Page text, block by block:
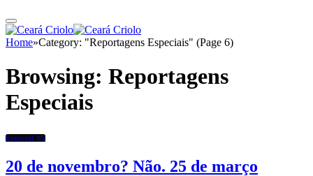
Home»Category: "Reportagens Especiais" (Page 6)
Browsing: Reportagens
Especiais
Especial 85
20 de novembro? Não. 25 de março